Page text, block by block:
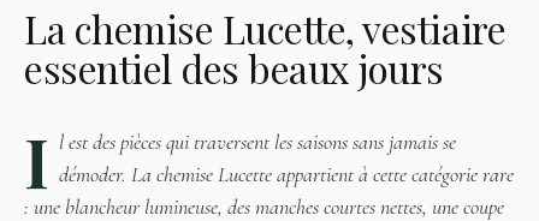
La chemise Lucette, vestiaire
essentiel des beaux jours
I l est des pièces qui traversent les saisons sans jamais se
démoder. La chemise Lucette appartient à cette catégorie rare
: une blancheur lumineuse, des manches courtes nettes, une coupe